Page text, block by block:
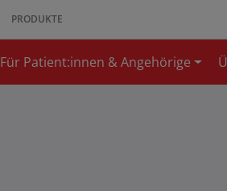
PRODUKTE
Für Patient:innen & Angehörige